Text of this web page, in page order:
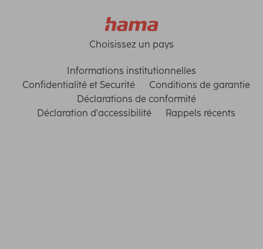
Choisissez un pays
Informations institutionnelles
Confidentialité et Securité
Conditions de garantie
Déclarations de conformité
Déclaration d'accessibilité
Rappels récents